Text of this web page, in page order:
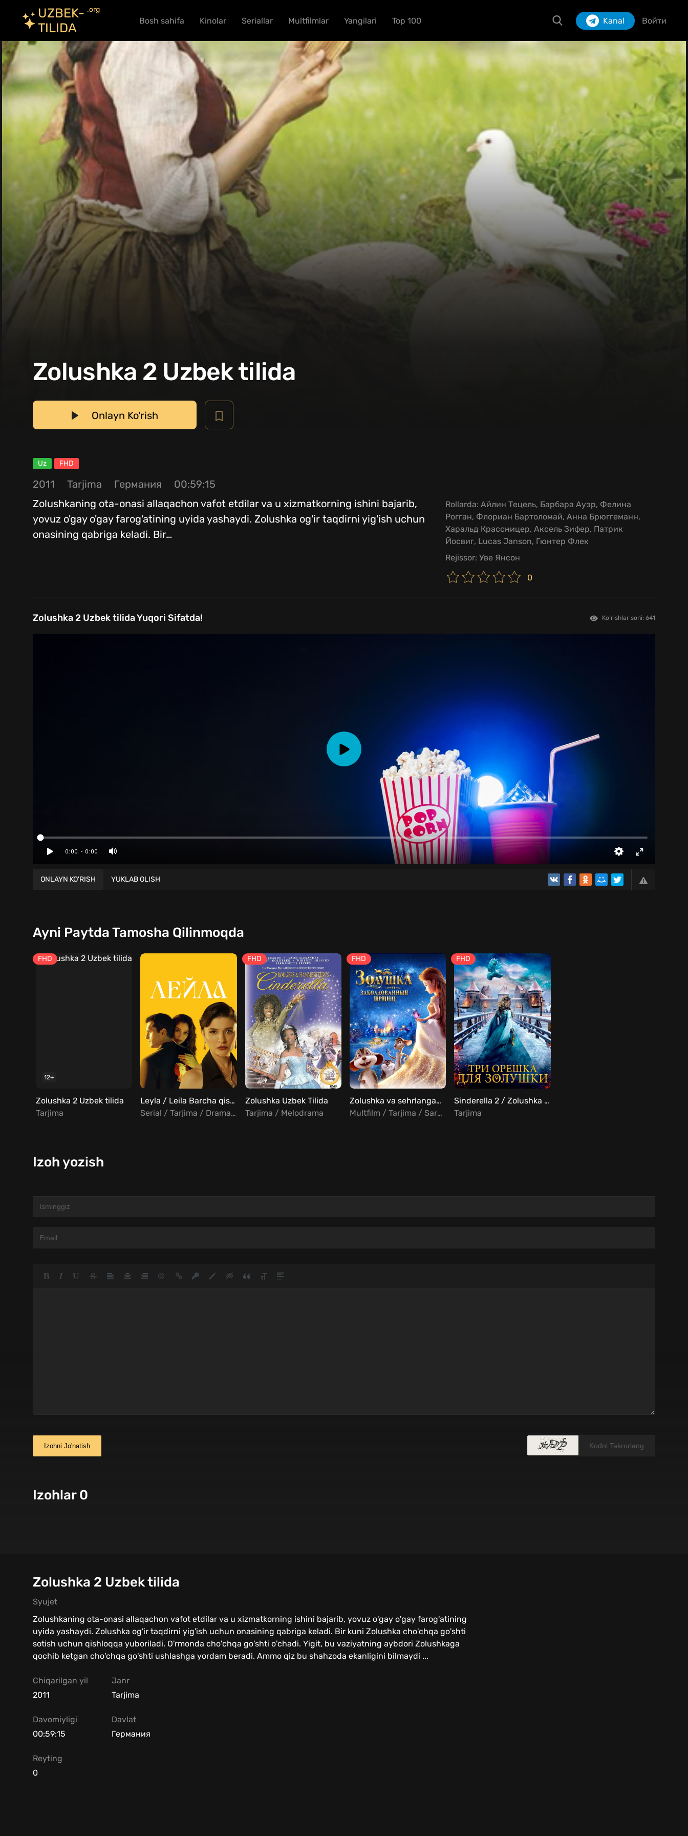
UZBEK-
TILIDA
.org
Bosh sahifa Kinolar Seriallar Multfilmlar Yangilari Top 100 Kanal Войти
Izlash
Zolushka 2 Uzbek tilida
Onlayn Ko'rish
Uz FHD
2011 Tarjima Германия
00:59:15
Zolushkaning ota-onasi allaqachon vafot etdilar va u xizmatkorning ishini bajarib,
yovuz o'gay o'gay farog'atining uyida yashaydi. Zolushka og'ir taqdirni yig'ish uchun
onasining qabriga keladi. Bir…
Rollarda: Айлин Тецель, Барбара Ауэр, Фелина
Рогган, Флориан Бартоломай, Анна Брюггеманн,
Харальд Крассницер, Аксель Зифер, Патрик
Йосвиг, Lucas Janson, Гюнтер Флек
Rejissor: Уве Янсон
0
Zolushka 2 Uzbek tilida Yuqori Sifatda! Ko'rishlar soni: 641
ONLAYN KO'RISH YUKLAB OLISH
Ayni Paytda Tamosha Qilinmoqda
FHD
12+
Zolushka 2 Uzbek tilida
Tarjima
Leyla / Leila Barcha qismlar Uzbek Tilida
Serial / Tarjima / Drama / Melodrama / Turk
FHD
Zolushka Uzbek Tilida
Tarjima / Melodrama
FHD
Zolushka va sehrlangan shahzoda Uzbek Tilida
Multfilm / Tarjima / Sarguzasht
FHD
Sinderella 2 / Zolushka uchun uch yong'oq 2 Uzbek tilida
Tarjima
Izoh yozish
Izohni Jo'natish
Izohlar 0
Zolushka 2 Uzbek tilida
Syujet
Zolushkaning ota-onasi allaqachon vafot etdilar va u xizmatkorning ishini bajarib, yovuz o'gay o'gay farog'atining
uyida yashaydi. Zolushka og'ir taqdirni yig'ish uchun onasining qabriga keladi. Bir kuni Zolushka cho'chqa go'shti
sotish uchun qishloqqa yuboriladi. O'rmonda cho'chqa go'shti o'chadi. Yigit, bu vaziyatning aybdori Zolushkaga
qochib ketgan cho'chqa go'shti ushlashga yordam beradi. Ammo qiz bu shahzoda ekanligini bilmaydi ...
Chiqarilgan yil
2011
Janr
Tarjima
Davomiyligi
00:59:15
Davlat
Германия
Reyting
0